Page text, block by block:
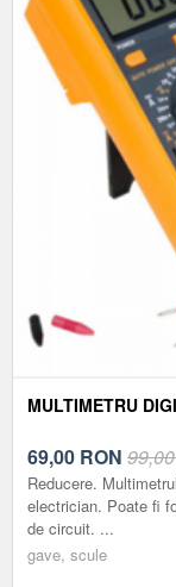
MULTIMETRU
69,00 RON
Reducere.
electrician. Poate fi
de circuit. ...
gave, scule